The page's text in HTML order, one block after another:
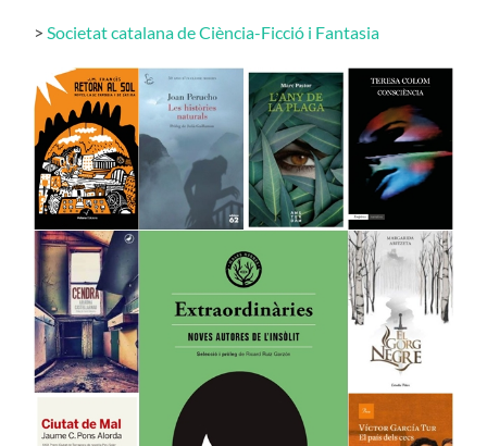
>Societat catalana de Ciència-Ficció i Fantasia